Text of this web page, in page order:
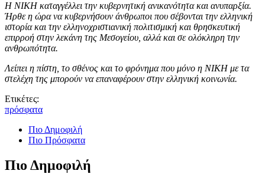
Η ΝΙΚΗ καταγγέλλει την κυβερνητική ανικανότητα και ανυπαρξία.
Ήρθε η ώρα να κυβερνήσουν άνθρωποι που σέβονται την ελληνική
ιστορία και την ελληνοχριστιανική πολιτισμική και θρησκευτική
επιρροή στην λεκάνη της Μεσογείου, αλλά και σε ολόκληρη την
ανθρωπότητα.
Λείπει η πίστη, το σθένος και το φρόνημα που μόνο η ΝΙΚΗ με τα
στελέχη της μπορούν να επαναφέρουν στην ελληνική κοινωνία.
Ετικέτες:
πρόσφατα
Πιο Δημοφιλή
Πιο Πρόσφατα
Πιο Δημοφιλή